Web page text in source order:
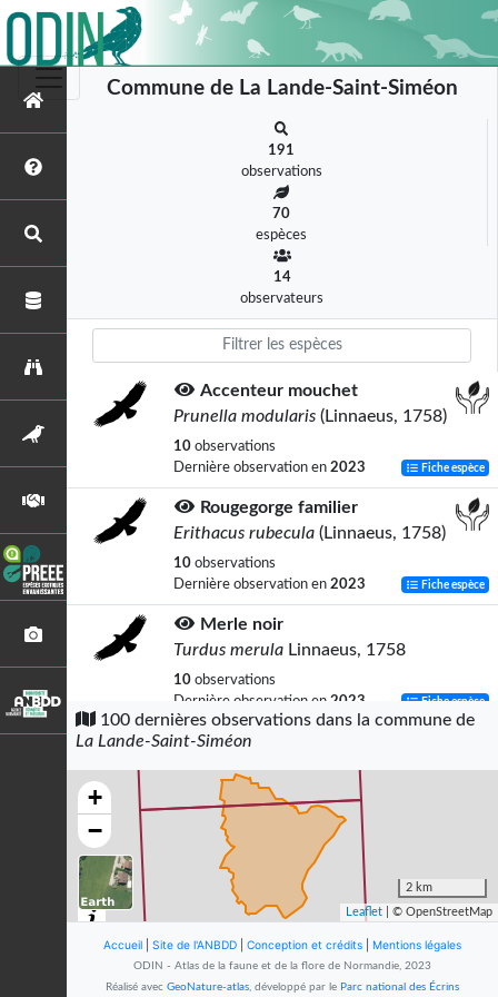
Commune de La Lande-Saint-Siméon
191
observations
70
espèces
14
observateurs
Accenteur mouchet
Prunella modularis (Linnaeus, 1758)
10 observations
Dernière observation en 2023 Fiche espèce
Rougegorge familier
Erithacus rubecula (Linnaeus, 1758)
10 observations
Dernière observation en 2023 Fiche espèce
Merle noir
Turdus merula Linnaeus, 1758
10 observations
Dernière observation en 2023 Fiche espèce
Moineau domestique
Passer domesticus(Linnaeus, 1758)
observations
Dernière observation en 2023
Pinson des arbres
Fringilla coelebs
Linnaeus, 1758
observations
Mésange bleue
100 dernières observations dans la commune de
La Lande-Saint-Siméon
+
−
2 km
Leaflet | © OpenStreetMap
Accueil Site de l'ANBDD Conception et crédits Mentions légales
ODIN - Atlas de la faune et de la flore de Normandie, 2023
Réalisé avec GeoNature-atlas, développé par le Parc national des Écrins